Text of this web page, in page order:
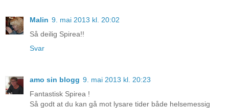
Malin 9. mai 2013 kl. 20:02
Så deilig Spirea!!
Svar
amo sin blogg 9. mai 2013 kl. 20:23
Fantastisk Spirea !
Så godt at du kan gå mot lysare tider både helsemessig